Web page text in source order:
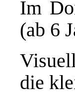
Im
(ab 6
die